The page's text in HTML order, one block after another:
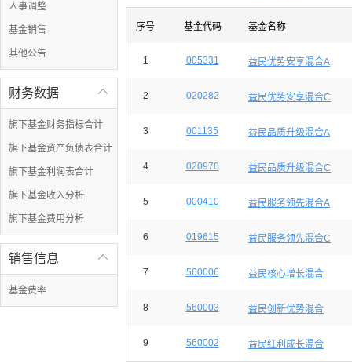
人事调整
基金销售
其他公告

财务数据
旗下基金财务指标合计
旗下基金资产负债表合计
旗下基金利润表合计
旗下基金收入分析
旗下基金费用分析

销售信息
基金费率
序号 基金代码 基金名称
1 005331 益民优势安享混合A
2 020282 益民优势安享混合C
3 001135 益民品质升级混合A
4 020970 益民品质升级混合C
5 000410 益民服务领先混合A
6 019615 益民服务领先混合C
7 560006 益民核心增长混合
8 560003 益民创新优势混合
9 560002 益民红利成长混合